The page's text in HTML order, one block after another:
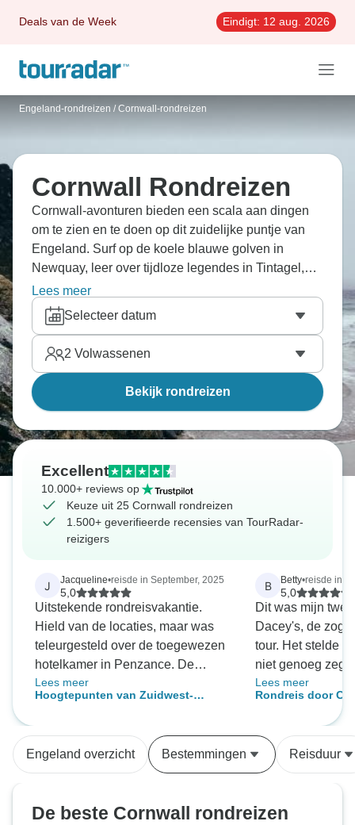
Deals van de Week Eindigt: 12 aug. 2026
Engeland-rondreizen / Cornwall-rondreizen
Cornwall Rondreizen
Cornwall-avonturen bieden een scala aan dingen
om te zien en te doen op dit zuidelijke puntje van
Engeland. Surf op de koele blauwe golven in
Newquay, leer over tijdloze legendes in Tintagel,
bezoek de futuristische koepels van het Eden
Project of trakteer jezelf op ambachtelijke wonderen
in de badplaats St. Ives.
Lees meer
Selecteer datum
2 Volwassenen
Bekijk rondreizen
Excellent
10.000+ reviews op
Keuze uit 25 Cornwall rondreizen
1.500+ geverifieerde recensies van TourRadar-
reizigers
J Jacqueline•reisde in September, 2025
5,0
Uitstekende rondreisvakantie.
Hield van de locaties, maar was
teleurgesteld over de toegewezen
hotelkamer in Penzance. De
reisleidster was de beste. Theresa
had veel kennis en hield duidelijk
Lees meer
Hoogtepunten van Zuidwest-
B Betty•reisde in
5,0
Dit was mijn
Dacey's, de
tour. Het stelde niet teleur. Ik kan
niet genoeg
tours aan te bevelen. Er is
zien in Cornwall
een geweldige
prachtige
geweldige
fascinerende
Lees meer
Rondreis door
Engeland overzicht Bestemmingen Reisduur
De beste Cornwall rondreizen